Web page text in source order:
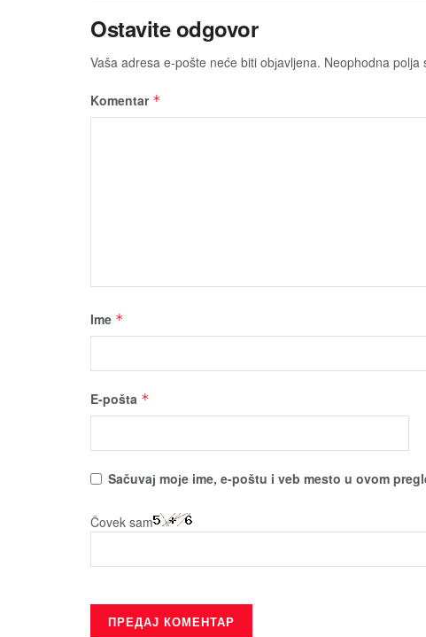
Ostavite odgovor
Vaša adresa e-pošte neće biti obјavljena. Neophodna polja
Komentar *
Ime *
E-pošta *
Sačuvaј moјe ime, e-poštu i veb mesto u ovom
Čovek sam